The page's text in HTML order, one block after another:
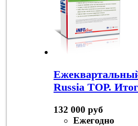
Russia TOP.
132 000 руб
Ежегодно